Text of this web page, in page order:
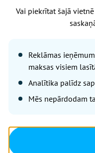
Vakcinēties vai labāk
ka vakcīnu
saistīts ar
tulkojums ir, ka tur
apvalku, kas
tirgoti viltoti
noteikts aizdomās
Vai piekrītat šajā
Reklāmas
maksas visiem
Analītika palīdz
Mēs nepārdodam